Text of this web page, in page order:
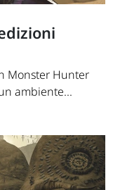
Monster Hunter
ambiente...